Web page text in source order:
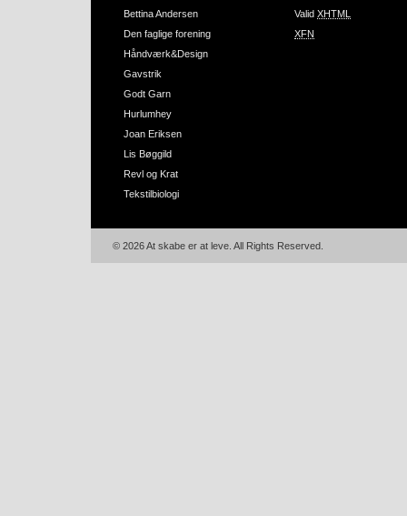
Bettina Andersen
Den faglige forening
Håndværk&Design
Gavstrik
Godt Garn
Hurlumhey
Joan Eriksen
Lis Bøggild
Revl og Krat
Tekstilbiologi
Valid XHTML
XFN
© 2026 At skabe er at leve. All Rights Reserved.